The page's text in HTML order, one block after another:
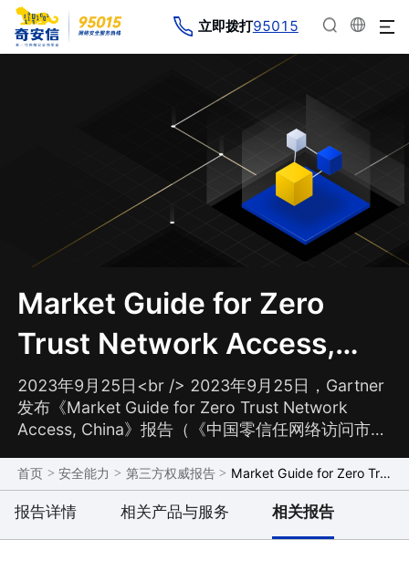
立即拨打95015
Market Guide for Zero
Trust Network Access,
China
2023年9月25日<br /> 2023年9月25日，Gartner
发布《Market Guide for Zero Trust Network
Access, China》报告（《中国零信任网络访问市场
析了中国零信任网络访问（ZTNA）市场发展趋势，
并且对期望部署ZTNA的国内政企组织安全负责人提
出相关建议。其中，奇安信被列为具有代表性的供
应商（Representative Vendors）之一。
首页 > 安全能力 > 第三方权威报告 > Market Guide for Zero Trust Network Access, China
报告详情 相关产品与服务 相关报告